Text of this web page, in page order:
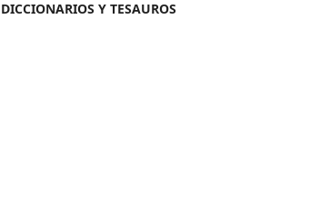
DICCIONARIOS Y TESAUROS